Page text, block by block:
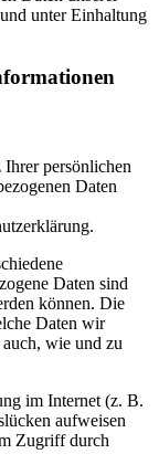
unter Einhaltung
Ihrer persönlichen
Daten
Daten sind
können. Die
Daten wir
wie und zu
im Internet (z. B.
aufweisen
Zugriff durch